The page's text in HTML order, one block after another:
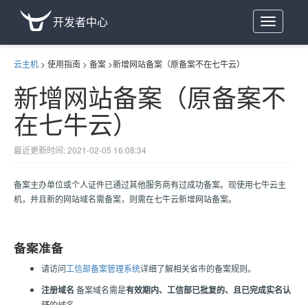
Toggle
navigation
开发者中心
云主机 > 使用指南 > 备案 >新增网站备案（原备案不在七牛云）
新增网站备案（原备案不
在七牛云）
最近更新时间: 2021-02-05 16:08:34
备案主办单位或个人证件已通过其他服务商有过成功备案。现使用七牛云主
机，并且新的网站域名需备案，则需在七牛云新增网站备案。
备案准备
请访问工信部备案管理系统详细了解相关省市的备案规则。
注册域名 备案域名需是有效期内、工信部已批复的、且已完成实名认